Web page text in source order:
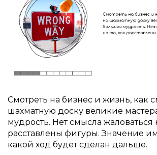
Смотреть на бизнес и жизнь, как
шахматную доску великие
мудрость. Нет смысла жаловаться
расставлены фигуры. Значение
какой ход будет сделан дальше.